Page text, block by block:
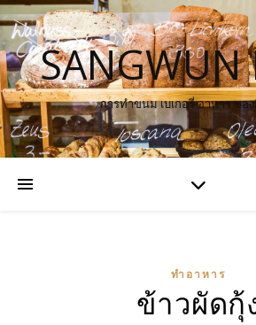
SANGWUN
การทำขนม เบเกอรี่ อาหาร ขอ
ทำอาหาร
ข้าวผัดกุ้